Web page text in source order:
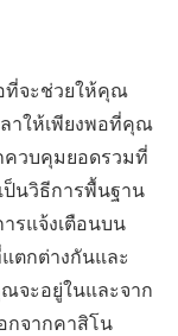
ที่จะช่วยให้คุณ
ลาให้เพียงพอที่คุณ
วบคุมยอดรวมที่
ป็นวิธีการพื้นฐาน
รแจ้งเตือนบน
ตกต่างกันและ
จะอยู่ในและจาก
กจากคาสิโน